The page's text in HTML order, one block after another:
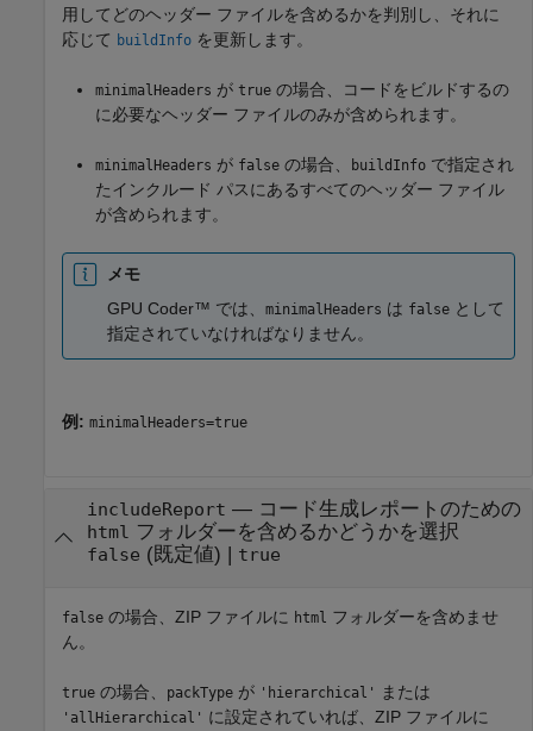
用してどのヘッダー ファイルを含めるかを判別し、それに
応じて buildInfo を更新します。
minimalHeaders が true の場合、コードをビルドするの
に必要なヘッダー ファイルのみが含められます。
minimalHeaders が false の場合、 buildInfo で指定され
たインクルード パスにあるすべてのヘッダー ファイル
が含められます。
メモ
GPU Coder™ では、 minimalHeaders は false として
指定されていなければなりません。
例: minimalHeaders=true
includeReport — コード生成レポートのための
html フォルダーを含めるかどうかを選択
false (既定値) | true
false の場合、ZIP ファイルに html フォルダーを含めませ
ん。
true の場合、 packType が 'hierarchical' または
'allHierarchical' に設定されていれば、ZIP ファイルに